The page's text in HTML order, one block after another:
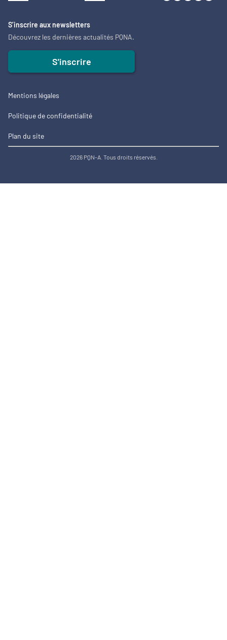
S’inscrire aux newsletters
Découvrez les dernières actualités PQNA.
S'inscrire
Mentions légales
Politique de confidentialité
Plan du site
2026 PQN-A. Tous droits réservés.